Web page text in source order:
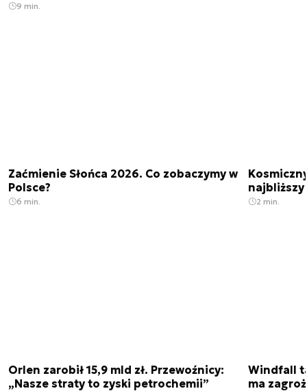
9 min.
Zaćmienie Słońca 2026. Co zobaczymy w
Polsce?
6 min. 2 min.
Orlen zarobił 15,9 mld zł. Przewoźnicy:
„Nasze straty to zyski petrochemii”
Windfall
ma